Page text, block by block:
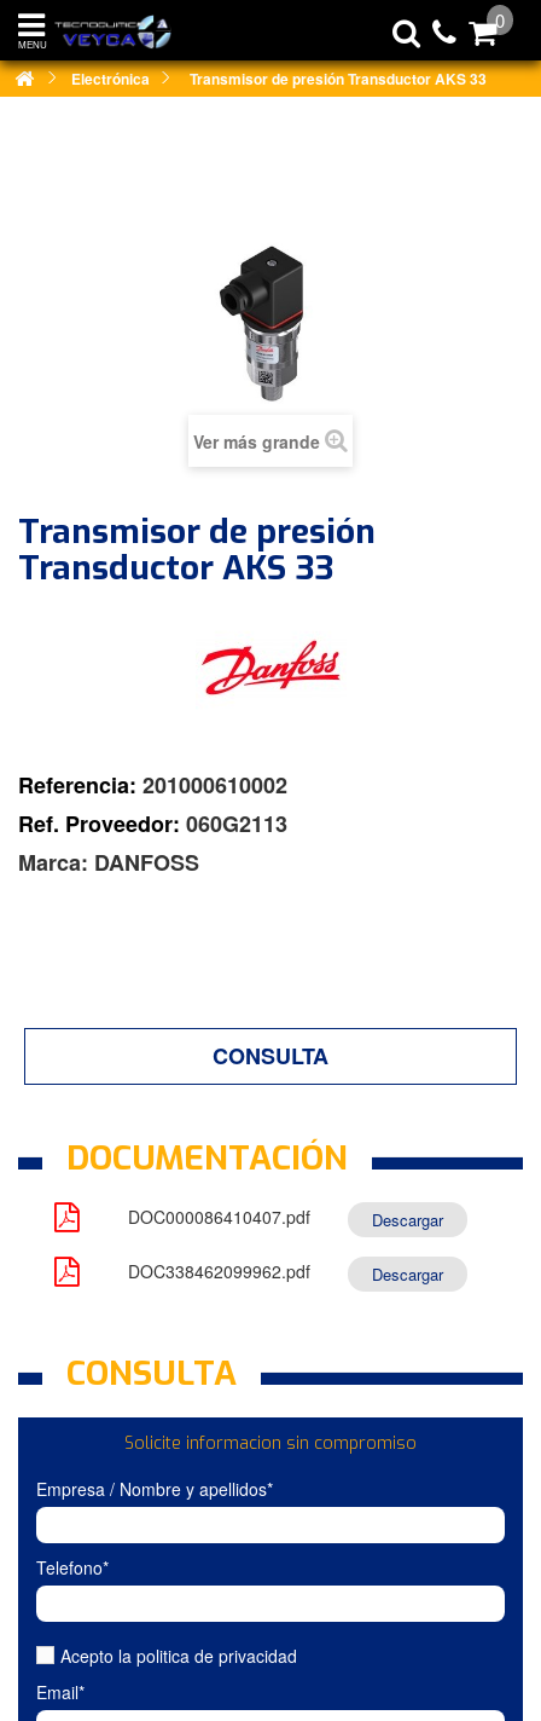
Electrónica Transmisor de presión Transductor AKS 33
Ver más grande
Transmisor de presión
Transductor AKS 33
Referencia: 201000610002
Ref. Proveedor: 060G2113
Marca: DANFOSS
CONSULTA
DOCUMENTACIÓN
DOC000086410407.pdf Descargar
DOC338462099962.pdf Descargar
CONSULTA
Solicite informacion sin compromiso
Empresa / Nombre y apellidos*
Telefono*
Acepto la politica de privacidad
Email*
MENU
0